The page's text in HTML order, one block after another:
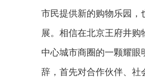
市民提供新的购物乐园
展。相信在北京王府井
中心城市商圈的一颗耀
辞，首先对合作伙伴、社